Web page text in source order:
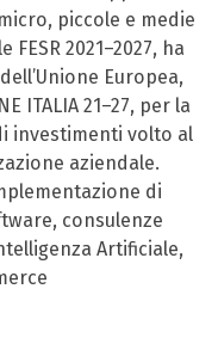
piccole e medie
2021–2027, ha
Europea,
ITALIA 21–27, per la
investimenti volto al
aziendale.
di
consulenze
Artificiale,